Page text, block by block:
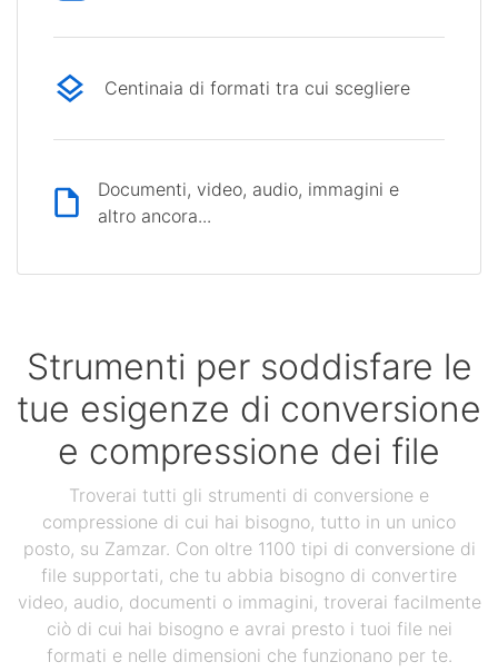
Centinaia di formati tra cui scegliere
Documenti, video, audio, immagini e
altro ancora...
Strumenti per soddisfare le
tue esigenze di conversione
e compressione dei file
Troverai tutti gli strumenti di conversione e
compressione di cui hai bisogno, tutto in un unico
posto, su Zamzar. Con oltre 1100 tipi di conversione di
file supportati, che tu abbia bisogno di convertire
video, audio, documenti o immagini, troverai facilmente
ciò di cui hai bisogno e avrai presto i tuoi file nei
formati e nelle dimensioni che funzionano per te.